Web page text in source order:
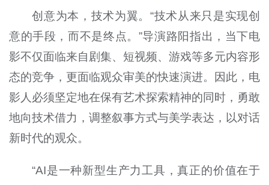
创意为本，技术为翼。“技术从来只是实现创
意的手段，而不是终点。”导演路阳指出，当下电
影不仅面临来自剧集、短视频、游戏等多元内容形
态的竞争，更面临观众审美的快速演进。因此，电
影人必须坚定地在保有艺术探索精神的同时，勇敢
地向技术借力，调整叙事方式与美学表达，以对话
新时代的观众。
“AI是一种新型生产力工具，真正的价值在于